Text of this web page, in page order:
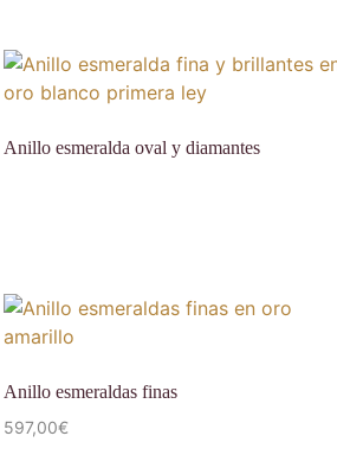
Anillo esmeralda oval y diamantes
Anillo esmeraldas finas
597,00€